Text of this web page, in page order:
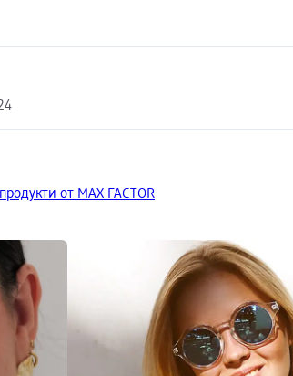
от MAX FACTOR